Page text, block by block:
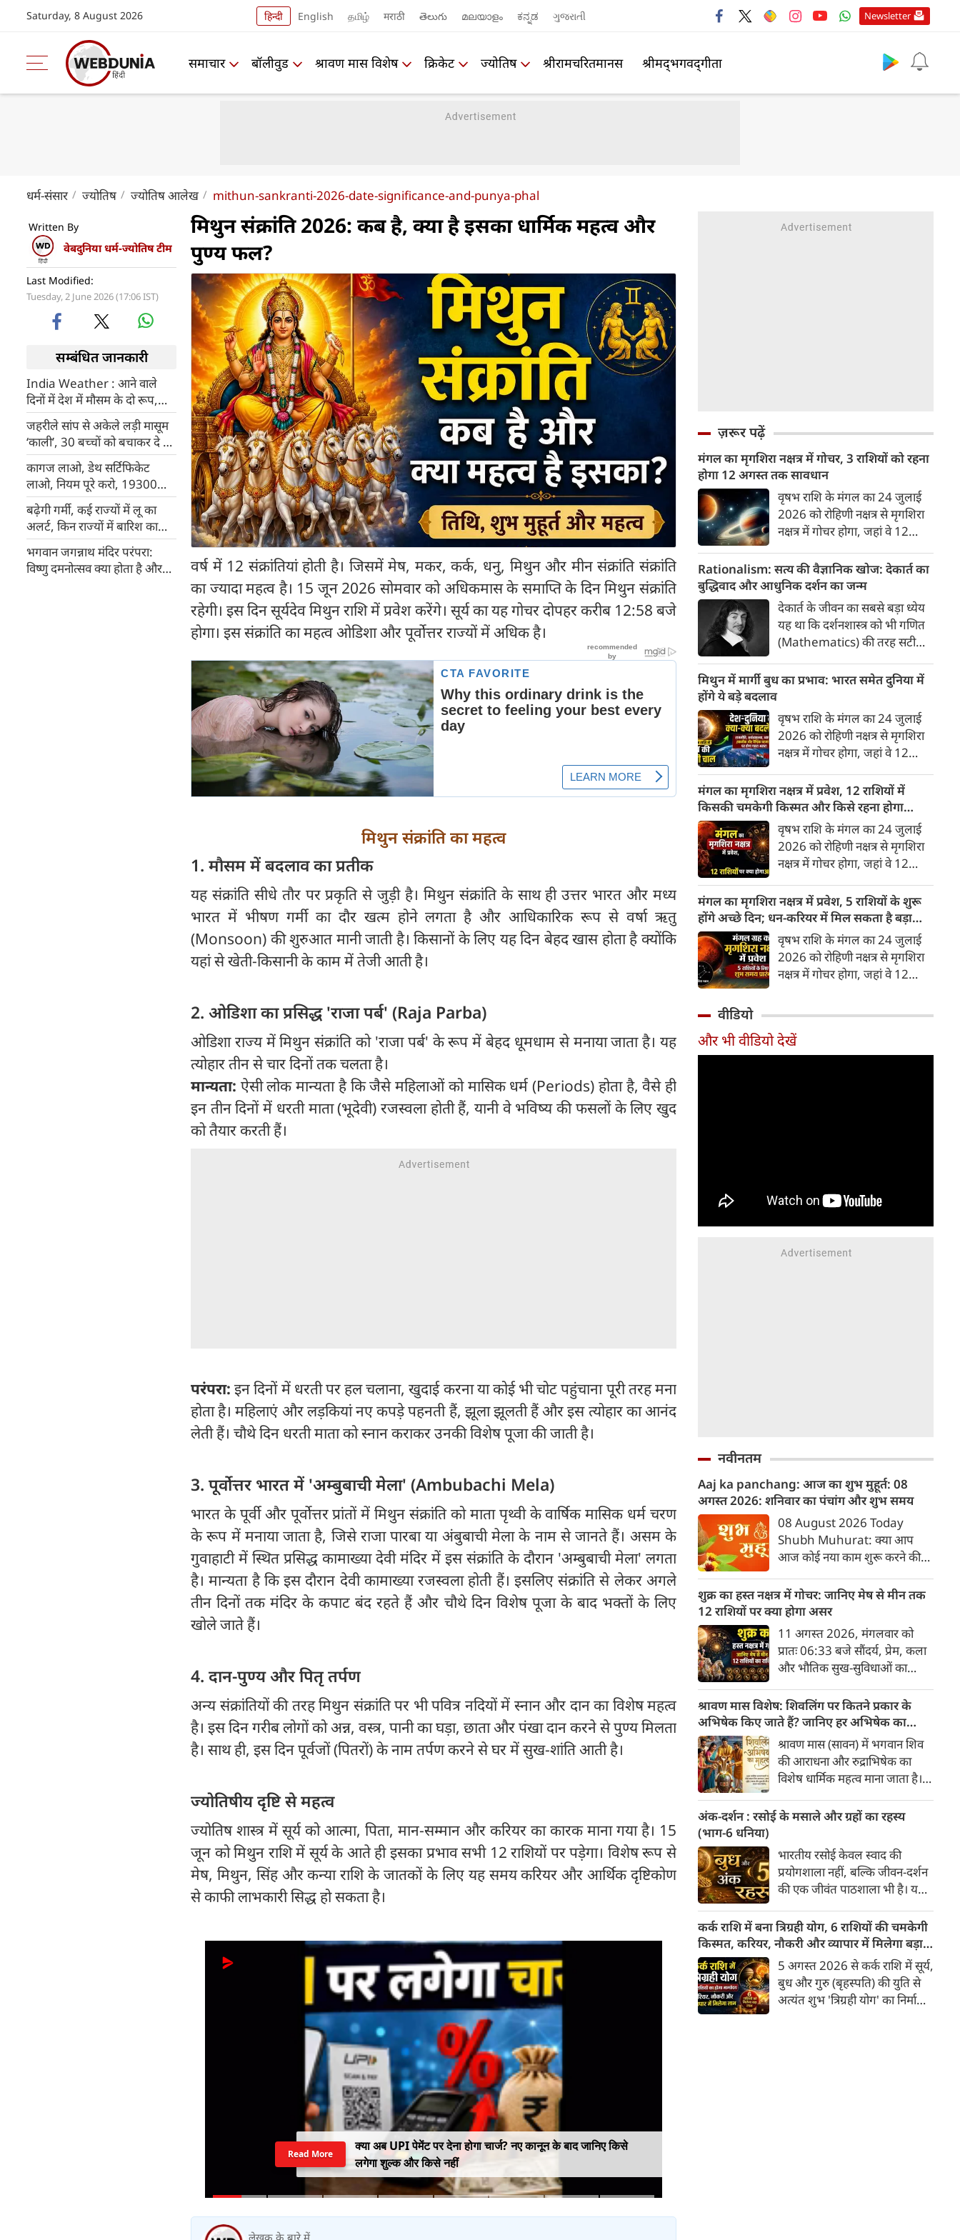
Saturday, 8 August 2026 हिन्दी English தமிழ் मराठी తెలుగు മലയാളം ಕನ್ನಡ ગુજરાતી Newsletter
समाचार बॉलीवुड श्रावण मास विशेष क्रिकेट ज्योतिष श्रीरामचरितमानस श्रीमद्‍भगवद्‍गीता
धर्म-संसार ज्योतिष ज्योतिष आलेख mithun-sankranti-2026-date-significance-and-punya-phal
Written By
वेबदुनिया धर्म-ज्योतिष टीम
Last Modified:
Tuesday, 2 June 2026 (17:06 IST)
सम्बंधित जानकारी
India Weather : आने वाले
दिनों में देश में मौसम के दो रूप,
कहीं Heat Wave का प्रकोप,
कहीं आंधी, तूफान, बारिश, IMD ने
चेतावनी में क्या कहा
जहरीले सांप से अकेले लड़ी मासूम
‘काली’, 30 बच्चों को बचाकर दे दी
जान
कागज लाओ, डेथ सर्टिफिकेट
लाओ, नियम पूरे करो, 19300
रुपए के लिए बहन के कंकाल को
कब्र खोदकर लाया जीतू मुंडा
बढ़ेगी गर्मी, कई राज्यों में लू का
अलर्ट, किन राज्यों में बारिश का
अलर्ट?
भगवान जगन्नाथ मंदिर परंपरा:
विष्णु दमनोत्सव क्या होता है और
मिथुन संक्रांति 2026: कब है, क्या है इसका धार्मिक महत्व और
पुण्य फल?
वर्ष में 12 संक्रांतियां होती है। जिसमें मेष, मकर, कर्क, धनु, मिथुन और मीन संक्रांति संक्रांति
का ज्यादा महत्व है। 15 जून 2026 सोमवार को अधिकमास के समाप्ति के दिन मिथुन संक्रांति
रहेगी। इस दिन सूर्यदेव मिथुन राशि में प्रवेश करेंगे। सूर्य का यह गोचर दोपहर करीब 12:58 बजे
होगा। इस संक्रांति का महत्व ओडिशा और पूर्वोत्तर राज्यों में अधिक है।
मिथुन संक्रांति का महत्व
1. मौसम में बदलाव का प्रतीक
यह संक्रांति सीधे तौर पर प्रकृति से जुड़ी है। मिथुन संक्रांति के साथ ही उत्तर भारत और मध्य
भारत में भीषण गर्मी का दौर खत्म होने लगता है और आधिकारिक रूप से वर्षा ऋतु
(Monsoon) की शुरुआत मानी जाती है। किसानों के लिए यह दिन बेहद खास होता है क्योंकि
यहां से खेती-किसानी के काम में तेजी आती है।
2. ओडिशा का प्रसिद्ध 'राजा पर्ब' (Raja Parba)
ओडिशा राज्य में मिथुन संक्रांति को 'राजा पर्ब' के रूप में बेहद धूमधाम से मनाया जाता है। यह
त्योहार तीन से चार दिनों तक चलता है।
मान्यता: ऐसी लोक मान्यता है कि जैसे महिलाओं को मासिक धर्म (Periods) होता है, वैसे ही
इन तीन दिनों में धरती माता (भूदेवी) रजस्वला होती हैं, यानी वे भविष्य की फसलों के लिए खुद
को तैयार करती हैं।
परंपरा:इन दिनों में धरती पर हल चलाना, खुदाई करना या कोई भी चोट पहुंचाना पूरी तरह मना
होता है। महिलाएं और लड़कियां नए कपड़े पहनती हैं, झूला झूलती हैं और इस त्योहार का आनंद
लेती हैं। चौथे दिन धरती माता को स्नान कराकर उनकी विशेष पूजा की जाती है।
3. पूर्वोत्तर भारत में 'अम्बुबाची मेला' (Ambubachi Mela)
भारत के पूर्वी और पूर्वोत्तर प्रांतों में मिथुन संक्रांति को माता पृथ्वी के वार्षिक मासिक धर्म चरण
के रूप में मनाया जाता है, जिसे राजा पारबा या अंबुबाची मेला के नाम से जानते हैं। असम के
गुवाहाटी में स्थित प्रसिद्ध कामाख्या देवी मंदिर में इस संक्रांति के दौरान 'अम्बुबाची मेला' लगता
है। मान्यता है कि इस दौरान देवी कामाख्या रजस्वला होती हैं। इसलिए संक्रांति से लेकर अगले
तीन दिनों तक मंदिर के कपाट बंद रहते हैं और चौथे दिन विशेष पूजा के बाद भक्तों के लिए
खोले जाते हैं।
4. दान-पुण्य और पितृ तर्पण
अन्य संक्रांतियों की तरह मिथुन संक्रांति पर भी पवित्र नदियों में स्नान और दान का विशेष महत्व
है। इस दिन गरीब लोगों को अन्न, वस्त्र, पानी का घड़ा, छाता और पंखा दान करने से पुण्य मिलता
है। साथ ही, इस दिन पूर्वजों (पितरों) के नाम तर्पण करने से घर में सुख-शांति आती है।
ज्योतिषीय दृष्टि से महत्व
ज्योतिष शास्त्र में सूर्य को आत्मा, पिता, मान-सम्मान और करियर का कारक माना गया है। 15
जून को मिथुन राशि में सूर्य के आते ही इसका प्रभाव सभी 12 राशियों पर पड़ेगा। विशेष रूप से
मेष, मिथुन, सिंह और कन्या राशि के जातकों के लिए यह समय करियर और आर्थिक दृष्टिकोण
से काफी लाभकारी सिद्ध हो सकता है।
क्या अब UPI पेमेंट पर देना होगा चार्ज? नए कानून के बाद जानिए किसे
लगेगा शुल्क और किसे नहीं
Read More
ज़रूर पढ़ें
मंगल का मृगशिरा नक्षत्र में गोचर, 3 राशियों को रहना
होगा 12 अगस्त तक सावधान
वृषभ राशि के मंगल का 24 जुलाई
2026 को रोहिणी नक्षत्र से मृगशिरा
नक्षत्र में गोचर होगा, जहां वे 12
परिवर्तन के चलते 3 राशि के लोगों
को 12 अगस्त तक रहना होगा
सावधान। चलिए जानते हैं कि किन
राशि 3 राशियों को रहना होगा
सावधान।
Rationalism: सत्य की वैज्ञानिक खोज: देकार्त का
बुद्धिवाद और आधुनिक दर्शन का जन्म
देकार्त के जीवन का सबसे बड़ा ध्येय
यह था कि दर्शनशास्त्र को भी गणित
(Mathematics) की तरह सटीक,
जाए। वे एक ऐसा सार्वभौमिक सत्य
खोजना चाहते थे, जिस पर कोई भी
प्रश्नचिह्न न लगा सके। इसी विचार ने
बुद्धिवाद (Rationalism) की नींव
रखी। आइए, देकार्त के इस अद्भुत
दार्शनिक चिंतन के 4 प्रमुख स्तंभों को
गहराई से समझते हैं।
मिथुन में मार्गी बुध का प्रभाव: भारत समेत दुनिया में
होंगे ये बड़े बदलाव
वृषभ राशि के मंगल का 24 जुलाई
2026 को रोहिणी नक्षत्र से मृगशिरा
नक्षत्र में गोचर होगा, जहां वे 12
में एक बड़ा हलचल भरा मोड़ आ चुका
है- बुध ग्रह अपनी ही प्रिय राशि मिथुन
में सीधे (मार्गी) चलने लगे हैं। अब जब
बुद्धि और संवाद का कारक ग्रह सीधी
चाल चलेगा, तो जाहिर है आपकी
सोच, बातचीत और फैसलों की रफ्तार
भी बदल जाएगी।
मंगल का मृगशिरा नक्षत्र में प्रवेश, 12 राशियों में
किसकी चमकेगी किस्मत और किसे रहना होगा
सावधान?
वृषभ राशि के मंगल का 24 जुलाई
2026 को रोहिणी नक्षत्र से मृगशिरा
नक्षत्र में गोचर होगा, जहां वे 12
परिवर्तन के चलते मेष से लेकर मीन
तक किन राशियों के लिए शुभ और
किनके लिए है अशुभ। ज्योतिष शास्त्र
में मंगल को ऊर्जा, साहस, पराक्रम
और भूमि का कारक माना गया है,
जबकि मृगशिरा नक्षत्र के स्वामी स्वयं
मंगल का यह गोचर अत्यंत
शक्तिशाली और शुभ फलदायी माना
जा रहा है।
मंगल का मृगशिरा नक्षत्र में प्रवेश, 5 राशियों के शुरू
होंगे अच्छे दिन; धन-करियर में मिल सकता है बड़ा
लाभ
वृषभ राशि के मंगल का 24 जुलाई
2026 को रोहिणी नक्षत्र से मृगशिरा
नक्षत्र में गोचर होगा, जहां वे 12
बदलाव देखने को मिलेंगे और उनके
लिए लाभ के योग बनेंगे।
वीडियो
और भी वीडियो देखें
नवीनतम
Aaj ka panchang: आज का शुभ मुहूर्त: 08
अगस्‍त 2026: शनिवार का पंचांग और शुभ समय
08 August 2026 Today
Shubh Muhurat: क्या आप
आज कोई नया काम शुरू करने की
लेने वाले हैं? ज्योतिष और पंचांग के
अनुसार, किसी भी शुभ कार्य को सही
मुहूर्त में करने से सफलता की
संभावना बढ़ जाती है। 'वेबदुनिया'
आपके लिए लेकर आया है 08
अगस्‍त, 2026 का विशेष पंचांग और
शुभ-अशुभ मुहूर्त।
शुक्र का हस्त नक्षत्र में गोचर: जानिए मेष से मीन तक
12 राशियों पर क्या होगा असर
11 अगस्त 2026, मंगलवार को
प्रातः 06:33 बजे सौंदर्य, प्रेम, कला
और भौतिक सुख-सुविधाओं का
के चतुर्थ पद से निकलकर हस्त नक्षत्र
के प्रथम पद में प्रवेश करेगा। हस्त
नक्षत्र के स्वामी चंद्रमा हैं, जो मन और
भावनाओं का प्रतिनिधित्व करते हैं।
सौंदर्य के कारक शुक्र का चंद्रमा के
नक्षत्र में प्रवेश सभी 12 राशियों के
जीवन में रचनात्मकता, आर्थिक
स्थिति और व्यक्तिगत संबंधों पर
श्रावण मास विशेष: शिवलिंग पर कितने प्रकार के
अभिषेक किए जाते हैं? जानिए हर अभिषेक का
महत्व
श्रावण मास (सावन) में भगवान शिव
की आराधना और रुद्राभिषेक का
विशेष धार्मिक महत्व माना जाता है।
अलग-अलग द्रव्यों (सामग्रियों) से
प्रकार के फल प्राप्त होते हैं। भगवान
शिव को "अभिषेक प्रिय" माना गया
है। यहाँ मुख्य प्रकार के शिव-अभिषेक
और उनके महत्व की पूरी जानकारी दी
गई है।
अंक-दर्शन : रसोई के मसाले और ग्रहों का रहस्य
(भाग-6 धनिया)
भारतीय रसोई केवल स्वाद की
प्रयोगशाला नहीं, बल्कि जीवन-दर्शन
की एक जीवंत पाठशाला भी है। यहां
सुगंध या औषधीय गुण ही नहीं, बल्कि
एक सांस्कृतिक संकेत भी समेटे रहता
है। यदि हल्दी स्थिरता का बोध कराती
है, लाल मिर्च ऊर्जा का प्रतीक बनती
है और तेजपत्ता अदृश्य प्रभावों की
ओर संकेत करता है, तो धनिया प्रकृति
कर्क राशि में बना त्रिग्रही योग, 6 राशियों की चमकेगी
किस्मत, करियर, नौकरी और व्यापार में मिलेगा बड़ा
लाभ
5 अगस्त 2026 से कर्क राशि में सूर्य,
बुध और गुरु (बृहस्पति) की युति से
अत्यंत शुभ 'त्रिग्रही योग' का निर्माण